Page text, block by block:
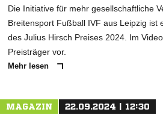
Die Initiative für mehr gesellschaftliche
Breitensport Fußball IVF aus Leipzig ist
des Julius Hirsch Preises 2024. Im
Preisträger vor.
Mehr lesen
MAGAZIN 22.09.2024 | 12:30